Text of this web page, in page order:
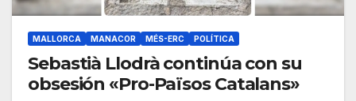
MALLORCA MANACOR MÉS-ERC POLÍTICA
Sebastià Llodrà continúa con su
obsesión «Pro-Països Catalans»